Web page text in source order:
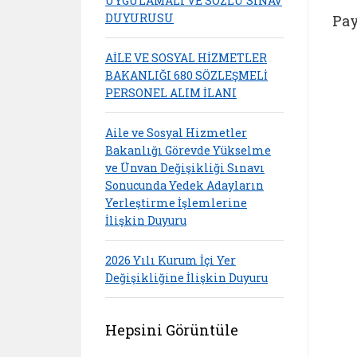
DUYURUSU
AİLE VE SOSYAL HİZMETLER
BAKANLIĞI 680 SÖZLEŞMELİ
PERSONEL ALIM İLANI
Aile ve Sosyal Hizmetler
Bakanlığı Görevde Yükselme
ve Ünvan Değişikliği Sınavı
Sonucunda Yedek Adayların
Yerleştirme İşlemlerine
İlişkin Duyuru
2026 Yılı Kurum İçi Yer
Değişikliğine İlişkin Duyuru
Hepsini Görüntüle